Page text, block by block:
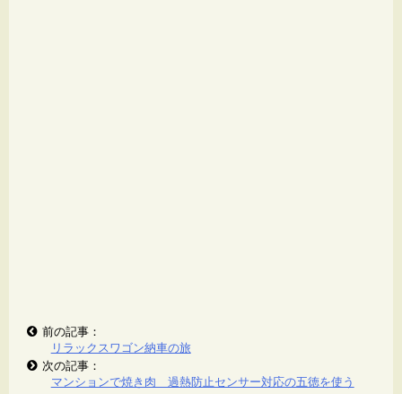
前の記事：
リラックスワゴン納車の旅
次の記事：
マンションで焼き肉 過熱防止センサー対応の五徳を使う